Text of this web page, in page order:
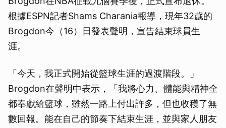
根據ESPN記者Shams Charania報導，現年32歲的
Brogdon今（16）日發表聲明，宣告結束球員生
涯。
「今天，我正式開始從籃球生涯的過渡階段。」
Brogdon在聲明中表示，「我將心力、體能與精神全
都奉獻給籃球，雖然一路上付出許多，但也收穫了無
數回報。能在自己的節奏下結束生涯，並與家人朋友